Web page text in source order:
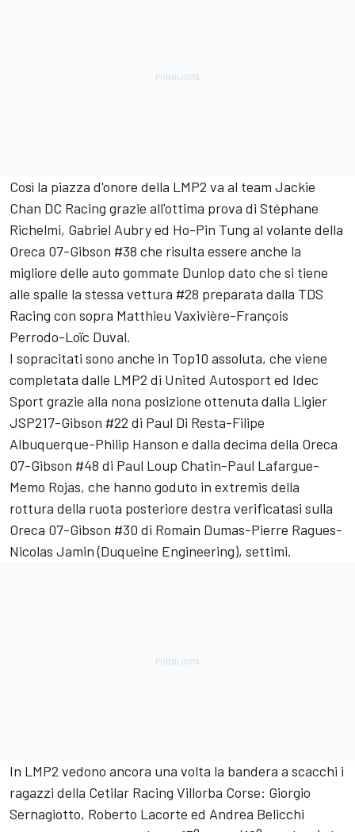
Così la piazza d'onore della LMP2 va al team Jackie
Chan DC Racing grazie all'ottima prova di Stéphane
Richelmi, Gabriel Aubry ed Ho-Pin Tung al volante della
Oreca 07-Gibson #38 che risulta essere anche la
migliore delle auto gommate Dunlop dato che si tiene
alle spalle la stessa vettura #28 preparata dalla TDS
Racing con sopra Matthieu Vaxivière-François
Perrodo-Loïc Duval.
I sopracitati sono anche in Top10 assoluta, che viene
completata dalle LMP2 di United Autosport ed Idec
Sport grazie alla nona posizione ottenuta dalla Ligier
JSP217-Gibson #22 di Paul Di Resta-Filipe
Albuquerque-Philip Hanson e dalla decima della Oreca
07-Gibson #48 di Paul Loup Chatin-Paul Lafargue-
Memo Rojas, che hanno goduto in extremis della
rottura della ruota posteriore destra verificatasi sulla
Oreca 07-Gibson #30 di Romain Dumas-Pierre Ragues-
Nicolas Jamin (Duqueine Engineering), settimi.
In LMP2 vedono ancora una volta la bandera a scacchi i
ragazzi della Cetilar Racing Villorba Corse: Giorgio
Sernagiotto, Roberto Lacorte ed Andrea Belicchi